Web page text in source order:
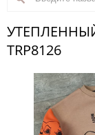
TRP8126